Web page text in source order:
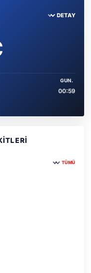
DETAY
GUN.
00:59
TÜMÜ